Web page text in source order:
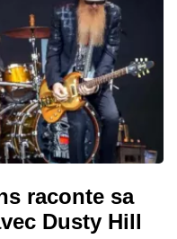
raconte sa
Dusty Hill